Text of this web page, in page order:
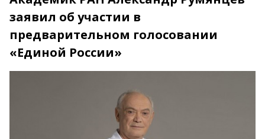
заявил об участии в
предварительном голосовании
«Единой России»